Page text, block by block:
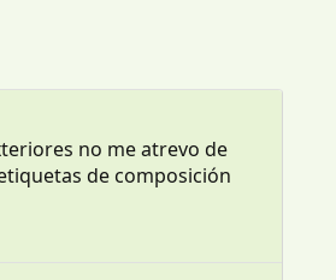
no me atrevo de
de composición